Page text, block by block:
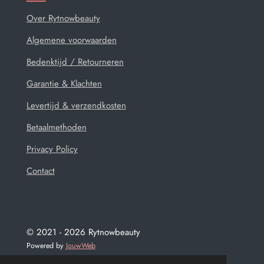
Over Rytnowbeauty
Algemene voorwaarden
Bedenktijd / Retourneren
Garantie & Klachten
Levertijd & verzendkosten
Betaalmethoden
Privacy Policy
Contact
© 2021 - 2026 Rytnowbeauty
Powered by JouwWeb